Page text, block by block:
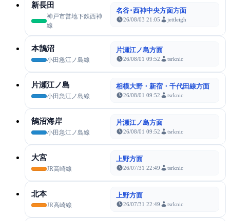
新長田
神戸市営地下鉄西神
線
名谷･西神中央方面方面
26/08/03 21:05 jettleigh
本鵠沼
小田急江ノ島線
片瀬江ノ島方面
26/08/01 09:52 tsrknic
片瀬江ノ島
小田急江ノ島線
相模大野・新宿・千代田線方面
26/08/01 09:52 tsrknic
鵠沼海岸
小田急江ノ島線
片瀬江ノ島方面
26/08/01 09:52 tsrknic
大宮
JR高崎線
上野方面
26/07/31 22:49 tsrknic
北本
JR高崎線
上野方面
26/07/31 22:49 tsrknic